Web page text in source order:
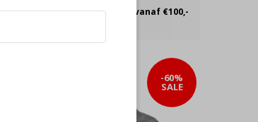
Gratis verzending vanaf €100,-
-60%
SALE